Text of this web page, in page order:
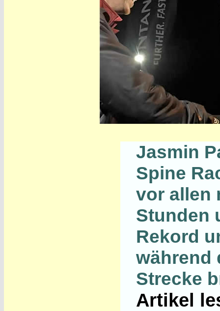
Jasmin
Spine
vor allen
Stunden
Rekord
während
Strecke
Artikel